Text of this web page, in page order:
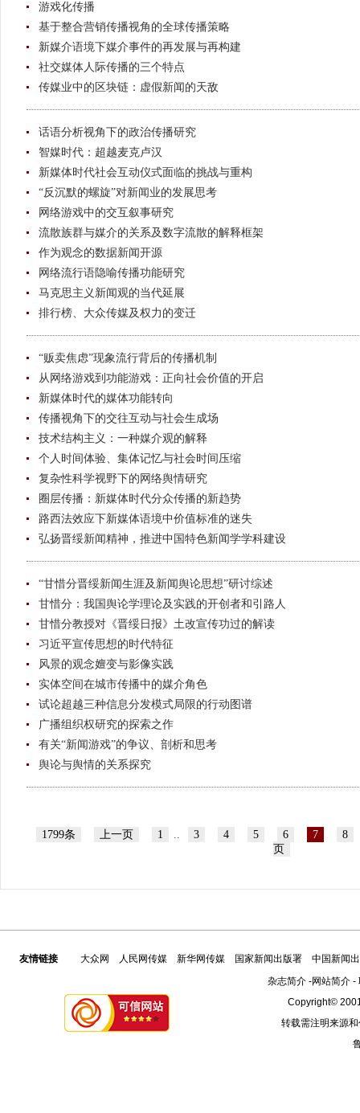
游戏化传播
基于整合营销传播视角的全球传播策略
新媒介语境下媒介事件的再发展与再构建
社交媒体人际传播的三个特点
传媒业中的区块链：虚假新闻的天敌
话语分析视角下的政治传播研究
智媒时代：超越麦克卢汉
新媒体时代社会互动仪式面临的挑战与重构
“反沉默的螺旋”对新闻业的发展思考
网络游戏中的交互叙事研究
流散族群与媒介的关系及数字流散的解释框架
作为观念的数据新闻开源
网络流行语隐喻传播功能研究
马克思主义新闻观的当代延展
排行榜、大众传媒及权力的变迁
“贩卖焦虑”现象流行背后的传播机制
从网络游戏到功能游戏：正向社会价值的开启
新媒体时代的媒体功能转向
传播视角下的交往互动与社会生成场
技术结构主义：一种媒介观的解释
个人时间体验、集体记忆与社会时间压缩
复杂性科学视野下的网络舆情研究
圈层传播：新媒体时代分众传播的新趋势
路西法效应下新媒体语境中价值标准的迷失
弘扬晋绥新闻精神，推进中国特色新闻学学科建设
“甘惜分晋绥新闻生涯及新闻舆论思想”研讨综述
甘惜分：我国舆论学理论及实践的开创者和引路人
甘惜分教授对《晋绥日报》土改宣传功过的解读
习近平宣传思想的时代特征
风景的观念嬗变与影像实践
实体空间在城市传播中的媒介角色
试论超越三种信息分发模式局限的行动图谱
广播组织权研究的探索之作
有关“新闻游戏”的争议、剖析和思考
舆论与舆情的关系探究
1799条 上一页 1 .. 3 4 5 6 7
8
页
友情链接 大众网 人民网传媒 新华网传媒 国家新闻出版署
中国新闻
杂志简介-网站简介-
Copyright©
转载需注明来源